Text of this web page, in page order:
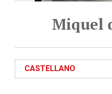
Miquel
CASTELLANO